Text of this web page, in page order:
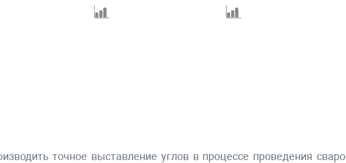
точное выставление углов в процессе проведения